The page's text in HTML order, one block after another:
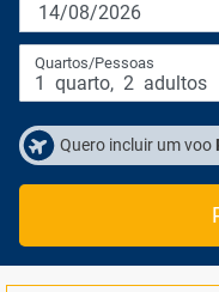
14/08/2026
Quartos/Pessoas
1 quarto, 2 adultos
Quero incluir um voo